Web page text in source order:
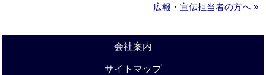
広報・宣伝担当者の方へ »
会社案内
サイトマップ